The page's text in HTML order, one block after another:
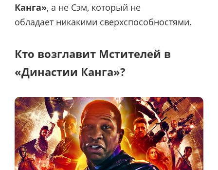
Канга», а не Сэм, который не
обладает никакими сверхспособностями.
Кто возглавит Мстителей в
«Династии Канга»?